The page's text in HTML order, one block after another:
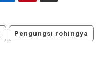
Pengungsi rohingya